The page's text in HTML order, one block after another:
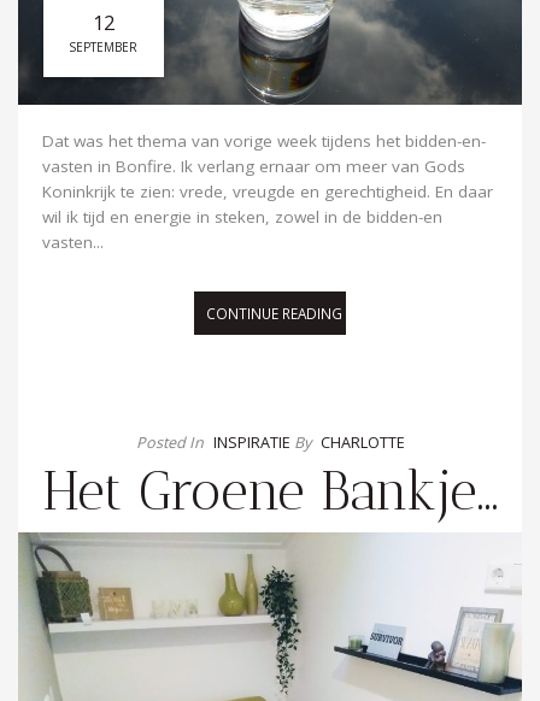
12
SEPTEMBER
Dat was het thema van vorige week tijdens het bidden-en-
vasten in Bonfire. Ik verlang ernaar om meer van Gods
Koninkrijk te zien: vrede, vreugde en gerechtigheid. En daar
wil ik tijd en energie in steken, zowel in de bidden-en
vasten...
CONTINUE READING
Posted In INSPIRATIE By CHARLOTTE
Het Groene Bankje…